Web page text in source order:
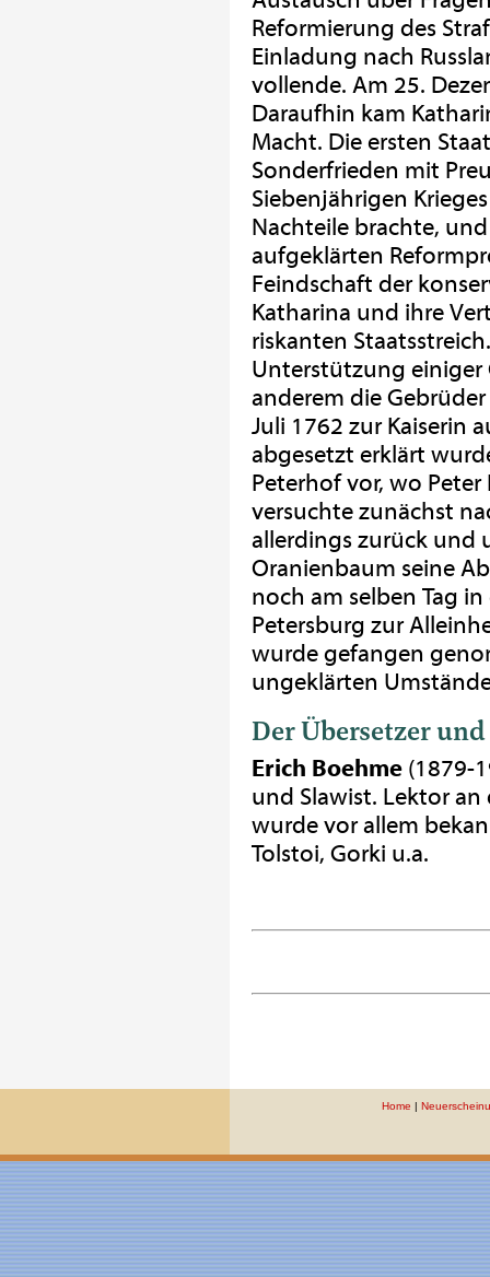
Reformierung des
Einladung nach
vollende. Am 25.
Daraufhin kam
Macht. Die ersten
Sonderfrieden mit
Siebenjährigen
Nachteile brachte,
aufgeklärten
Feindschaft der
Katharina und ihre
riskanten
Unterstützung einiger
anderem die
Juli 1762 zur Kaiserin
abgesetzt erklärt
Peterhof vor, wo Peter
versuchte zunächst
allerdings zurück und
Oranienbaum seine
noch am selben Tag
Petersburg zur
wurde gefangen
ungeklärten
Der Übersetzer
Erich Boehme (1879-
und Slawist. Lektor an
wurde vor allem
Tolstoi, Gorki u.a.
Home |